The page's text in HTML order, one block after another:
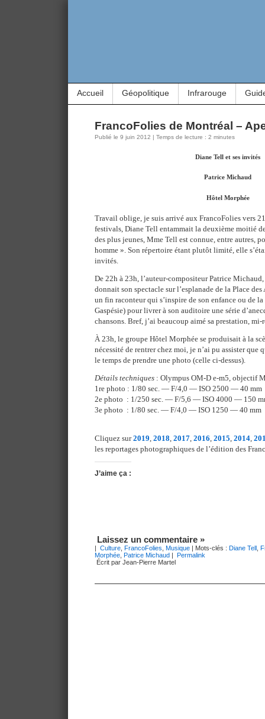
Accueil Géopolitique Infrarouge
FrancoFolies de Montréal –
Publié le 9 juin 2012 | Temps de lecture : 2 minutes
Diane Tell et ses invités
Patrice Michaud
Hôtel Morphée
Travail oblige, je suis arrivé aux FrancoFolies vers
festivals, Diane Tell entammait la deuxième moitié
des plus jeunes, Mme Tell est connue, entre autres,
homme ». Son répertoire étant plutôt limité, elle
invités.
De 22h à 23h, l’auteur-compositeur Patrice
donnait son spectacle sur l’esplanade de la Place
un fin raconteur qui s’inspire de son enfance ou de
Gaspésie) pour livrer à son auditoire une série
chansons. Bref, j’ai beaucoup aimé sa prestation,
À 23h, le groupe Hôtel Morphée se produisait à la
nécessité de rentrer chez moi, je n’ai pu assister que
le temps de prendre une photo (celle ci-dessus).
Détails techniques : Olympus OM-D e-m5, objectif
1re photo : 1/80 sec. — F/4,0 — ISO 2500 — 40 mm
2e photo : 1/250 sec. — F/5,6 — ISO 4000 — 150
3e photo : 1/80 sec. — F/4,0 — ISO 1250 — 40 mm
Cliquez sur2019 2018 2017 2016 2015 2014
les reportages photographiques de l’édition des
J’aime ça :
Laissez un commentaire »
| Culture FrancoFolies Musique | Mots-clés : Diane Tell
Morphée Patrice Michaud | Permalink
Écrit par Jean-Pierre Martel